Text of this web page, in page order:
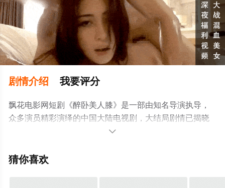
剧情介绍 我要评分
飘花电影网短剧《醉卧美人膝》是一部由知名导演执导，
众多演员精彩演绎的中国大陆电视剧，大结局剧情已揭晓
（全66集），手机免费观看高清无删减完整版电视剧全集
猫或剧情网等平台了解。

猜你喜欢